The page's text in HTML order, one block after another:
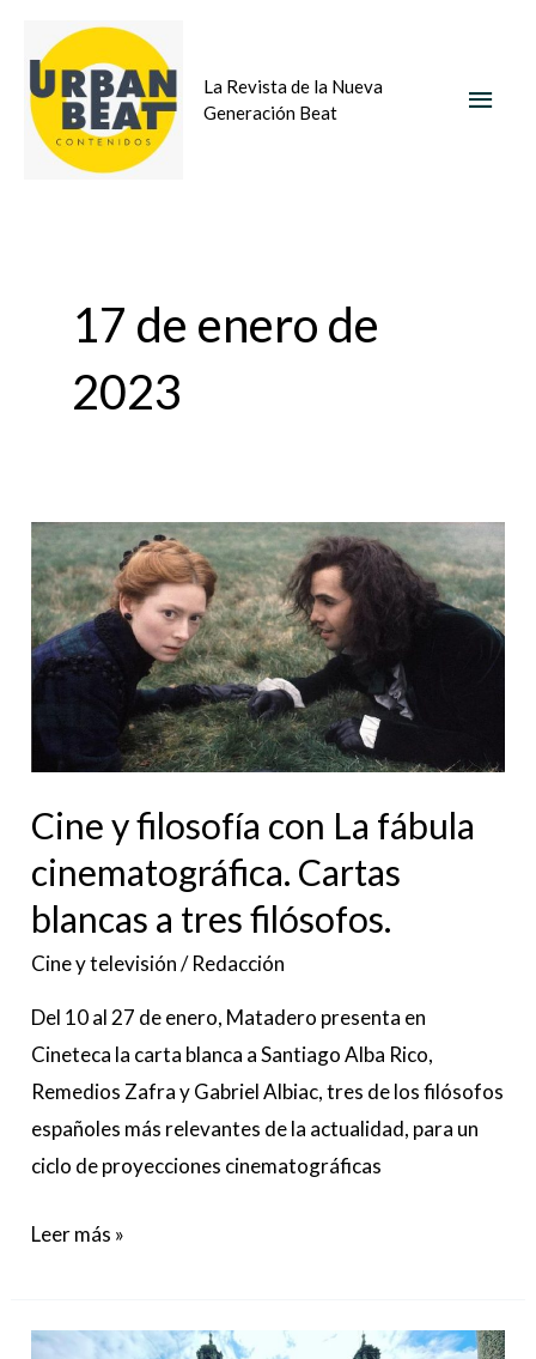
contenido
La Revista de la Nueva
Generación Beat
17 de enero de
2023
Cine y filosofía con La fábula
cinematográfica. Cartas
blancas a tres filósofos.
Cine y televisión/Redacción
Del 10 al 27 de enero, Matadero presenta en
Cineteca la carta blanca a Santiago Alba Rico,
Remedios Zafra y Gabriel Albiac, tres de los filósofos
españoles más relevantes de la actualidad, para un
ciclo de proyecciones cinematográficas
Cine
y
filosofía
con
La
cinematográfica.
blancas
a
tres
Leer más »
Mar